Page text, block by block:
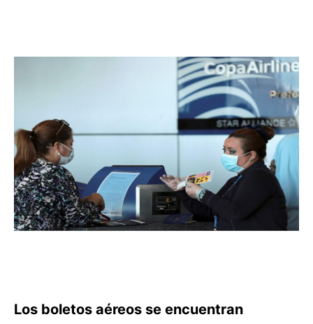
Los boletos aéreos se encuentran